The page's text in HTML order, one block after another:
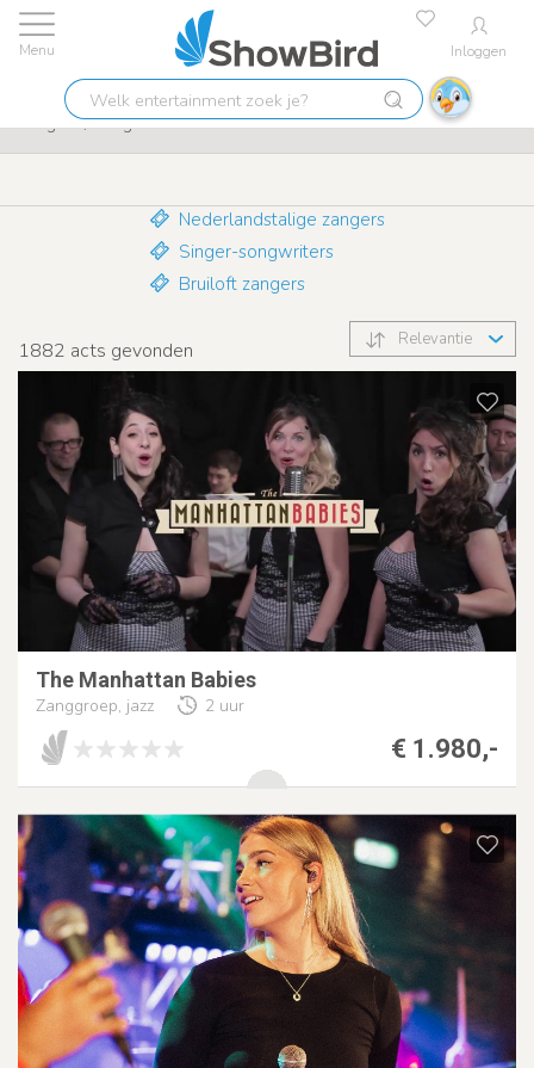
Inloggen
Welk
entertainment
zoek
Laagste prijs garantie 9.7
Zangers / Zangeressen
Nederlandstalige zangers
Singer-songwriters
Bruiloft zangers
1882 acts gevonden Relevantie
The Manhattan Babies
Zanggroep, jazz 2 uur
€ 1.980,-